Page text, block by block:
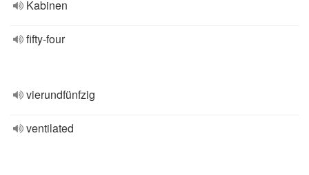
Kabinen
fifty-four
vierundfünfzig
ventilated